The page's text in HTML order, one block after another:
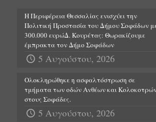
Η Περιφέρεια Θεσσαλίας ενισχύει την
Πολιτική Προστασία του Δήμου Σοφάδων
300.000 ευρώΔ. Κουρέτας: Θωρακίζουμε
έμπρακτα τον Δήμο Σοφάδων
5 Αυγούστου, 2026
Ολοκληρώθηκε η ασφαλτόστρωση σε
τμήματα των οδών Ανθέων και
στους Σοφάδες.
5 Αυγούστου, 2026